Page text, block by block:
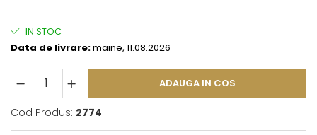
IN STOC
Data de livrare:maine, 11.08.2026
ADAUGA IN COS
Cod Produs: 2774